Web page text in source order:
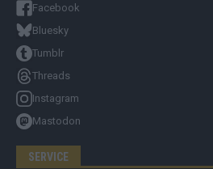
Facebook
Bluesky
Tumblr
Threads
Instagram
Mastodon
SERVICE